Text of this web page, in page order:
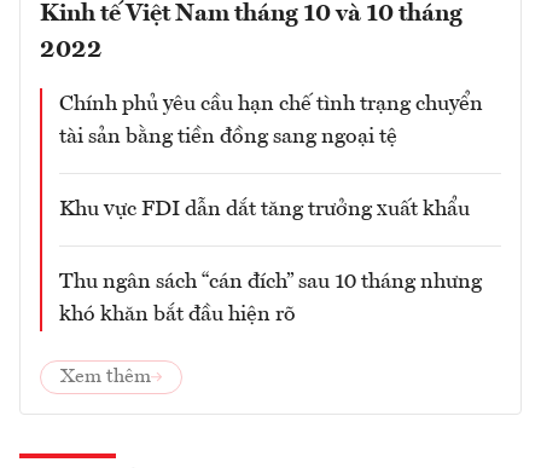
Kinh tế Việt Nam tháng 10 và 10 tháng
2022
Chính phủ yêu cầu hạn chế tình trạng chuyển
tài sản bằng tiền đồng sang ngoại tệ
Khu vực FDI dẫn dắt tăng trưởng xuất khẩu
Thu ngân sách “cán đích” sau 10 tháng nhưng
khó khăn bắt đầu hiện rõ
Xem thêm